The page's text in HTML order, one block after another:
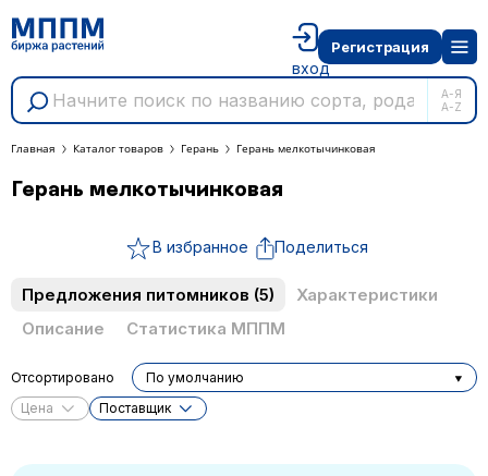
А-Я
A-Z
вход
Регистрация
Главная Каталог товаров Герань Герань мелкотычинковая
Герань мелкотычинковая
В избранное Поделиться
Предложения питомников (5)
Характеристики
Описание
Статистика МППМ
Цена Поставщик
Отсортировано По умолчанию